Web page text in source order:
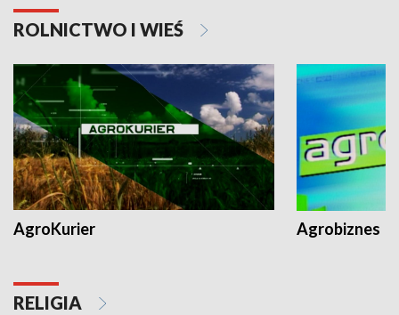
ROLNICTWO I WIEŚ
AgroKurier Agrobiznes
RELIGIA